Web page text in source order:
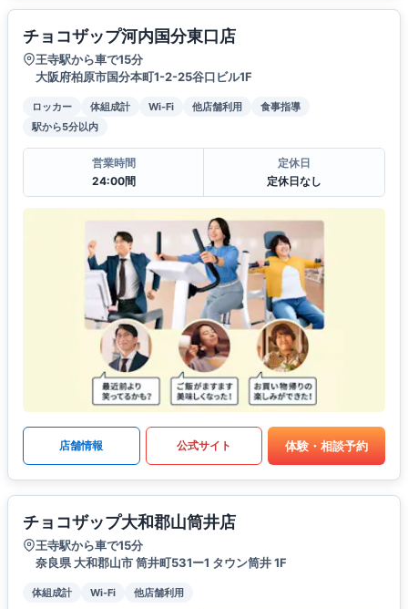
チョコザップ河内国分東口店
王寺駅から車で15分
大阪府柏原市国分本町1-2-25谷口ビル1F
ロッカー 体組成計 Wi-Fi 他店舗利用
食事指導
駅から5分以内
営業時間
24:00間
定休日
定休日なし
店舗情報 公式サイト 体験・相談予約
チョコザップ大和郡山筒井店
王寺駅から車で15分
奈良県 大和郡山市 筒井町531ー1 タウン筒井 1F
体組成計 Wi-Fi 他店舗利用